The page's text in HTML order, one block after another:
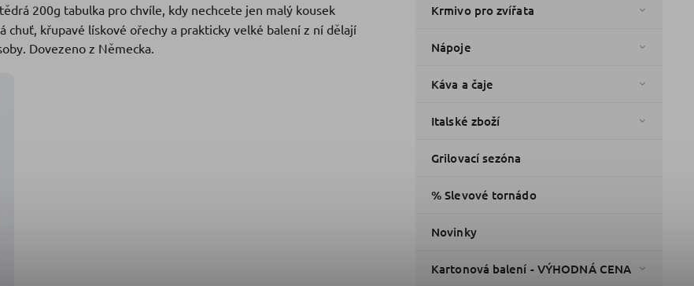
Krmivo pro zvířata
Nápoje
Káva a čaje
Italské zboží
Grilovací sezóna
% Slevové tornádo
Novinky
Kartonová balení - VÝHODNÁ CENA
200g tabulka pro chvíle, kdy nechcete jen malý kousek
chuť, křupavé lískové ořechy a prakticky velké balení z ní dělají
Dovezeno z Německa.